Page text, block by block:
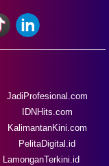
JadiProfesional.com
IDNHits.com
KalimantanKini.com
PelitaDigital.id
LamonganTerkini.id